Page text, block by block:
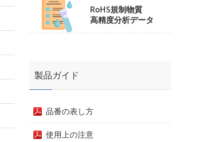
RoHS規制物質
高精度分析データ
製品ガイド
品番の表し方
使用上の注意